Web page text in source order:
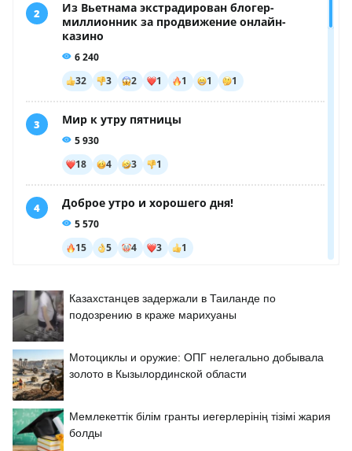
Казахстанцев задержали в Таиланде по
подозрению в краже марихуаны
Мотоциклы и оружие: ОПГ нелегально добывала
золото в Кызылординской области
Мемлекеттік білім гранты иегерлерінің тізімі жария
болды